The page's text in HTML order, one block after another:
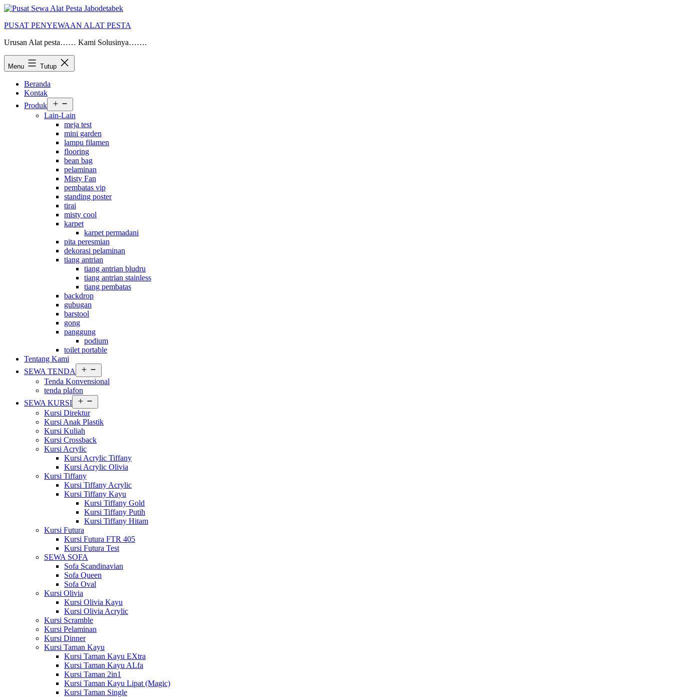
Lewati
konten
PUSAT PENYEWAAN ALAT PESTA
Urusan Alat pesta…… Kami Solusinya…….
Menu Tutup
Beranda
Kontak
Produk
menu
Lain-Lain
meja test
mini garden
lampu filamen
flooring
bean bag
pelaminan
Misty Fan
pembatas vip
standing poster
tirai
misty cool
karpet
karpet permadani
pita peresmian
dekorasi pelaminan
tiang antrian
tiang antrian bludru
tiang antrian stainless
tiang pembatas
backdrop
gubugan
barstool
gong
panggung
podium
toilet portable
Tentang Kami
SEWA TENDA
menu
Tenda Konvensional
tenda plafon
SEWA KURSI
menu
Kursi Direktur
Kursi Anak Plastik
Kursi Kuliah
Kursi Crossback
Kursi Acrylic
Kursi Acrylic Tiffany
Kursi Acrylic Olivia
Kursi Tiffany
Kursi Tiffany Acrylic
Kursi Tiffany Kayu
Kursi Tiffany Gold
Kursi Tiffany Putih
Kursi Tiffany Hitam
Kursi Futura
Kursi Futura FTR 405
Kursi Futura Test
SEWA SOFA
Sofa Scandinavian
Sofa Queen
Sofa Oval
Kursi Olivia
Kursi Olivia Kayu
Kursi Olivia Acrylic
Kursi Scramble
Kursi Pelaminan
Kursi Dinner
Kursi Taman Kayu
Kursi Taman Kayu EXtra
Kursi Taman Kayu ALfa
Kursi Taman 2in1
Kursi Taman Kayu Lipat (Magic)
Kursi Taman Single